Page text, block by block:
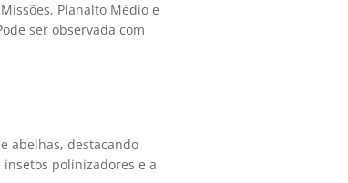
Planalto Médio e
ser observada com
abelhas, destacando
polinizadores e a